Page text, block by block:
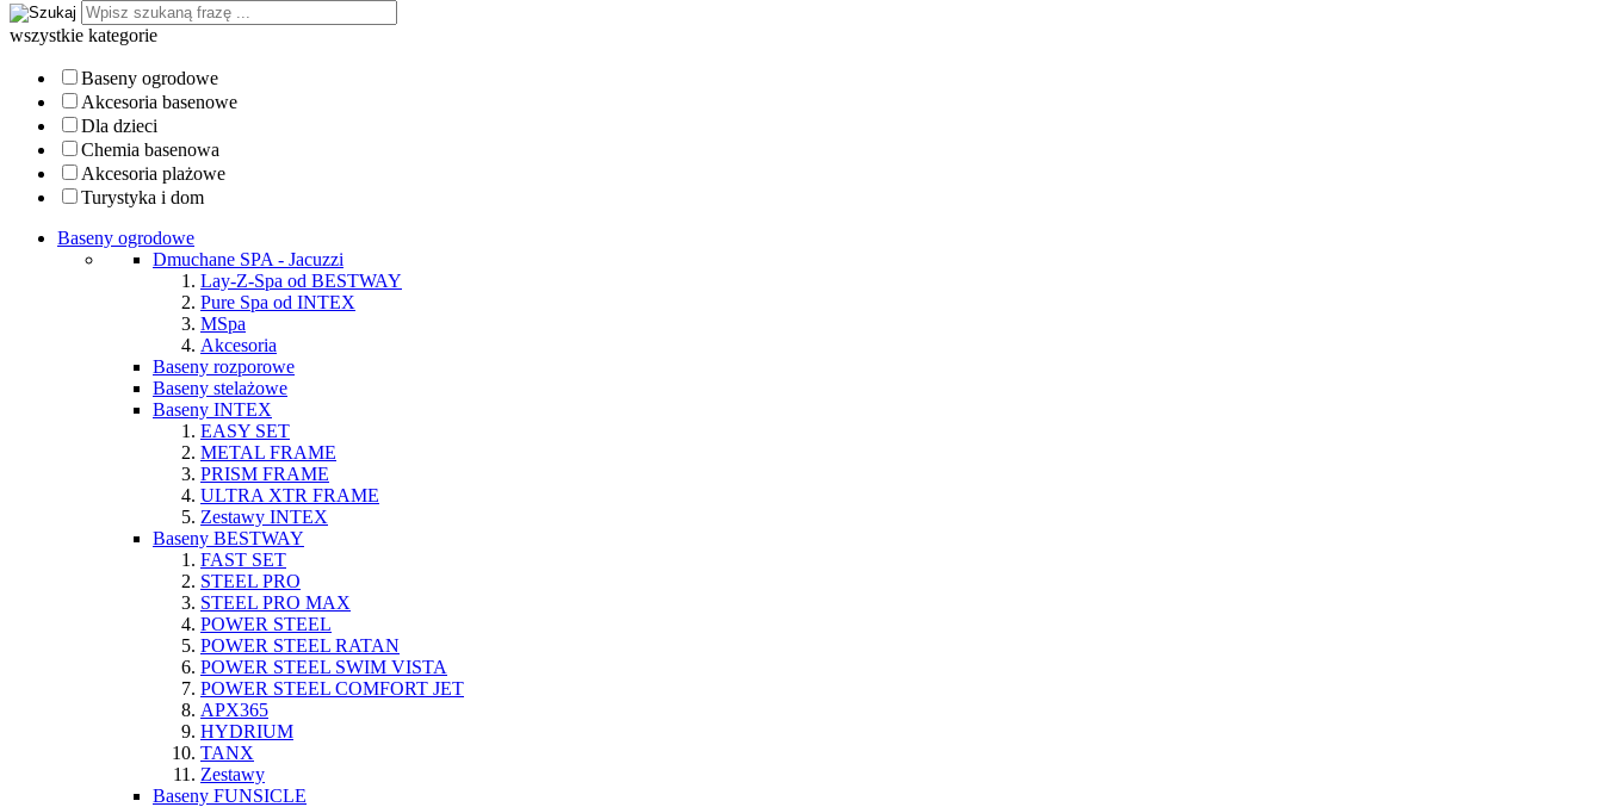
wszystkie kategorie
Baseny ogrodowe
Akcesoria basenowe
Dla dzieci
Chemia basenowa
Akcesoria plażowe
Turystyka i dom
Baseny ogrodowe
Dmuchane SPA - Jacuzzi
Lay-Z-Spa od BESTWAY
Pure Spa od INTEX
MSpa
Akcesoria
Baseny rozporowe
Baseny stelażowe
Baseny INTEX
EASY SET
METAL FRAME
PRISM FRAME
ULTRA XTR FRAME
Zestawy INTEX
Baseny BESTWAY
FAST SET
STEEL PRO
STEEL PRO MAX
POWER STEEL
POWER STEEL RATAN
POWER STEEL SWIM VISTA
POWER STEEL COMFORT JET
APX365
HYDRIUM
TANX
Zestawy
Baseny FUNSICLE